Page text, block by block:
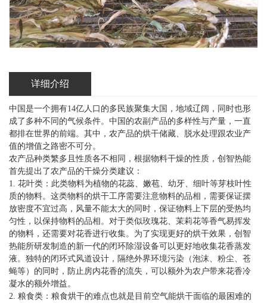
详细介绍
中国是一个拥有14亿人口的多民族聚集大国，地域辽阔，同时也形
成了多种不同的气候条件。中国的农副产品的多样性与产量，一直
都排在世界的前端。其中，农产品的烘干储藏、脱水处理跟农业产
值的增值之路密不可分。
农产品种类繁多且性质各不相同，根据物料干燥的性质，创智热能
首先提出了农产品的干燥分类建议：
1. 花叶类：此类物料为植物的花蕊、嫩苞、幼牙、细叶等芽枝叶性
质的物料。这类物料的烘干工序需要注意物料的品相，需要保证摆
放密度不宜过高，风量不能太大的同时，保证物料上下层的受热均
匀性，以保持物料的品相。对于类似玫瑰花、茉莉花等香气易挥发
的物料，还需要对花香进行收集。为了实现更好的烘干效果，创智
热能所研发制造的新一代的闭环除湿设备可以更好地收集花香蒸发
液。独特的闭环式风道设计，隔绝外界环境污染（泡沫、粉尘、苍
蝇等）的同时，防止房内花香的流失，可以额外为农户带来花香冷
凝水的额外增益。
2. 粮食类：粮食烘干的难点也就是目前空气能烘干面临的最困难的